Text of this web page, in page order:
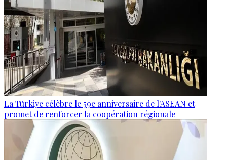
La Türkiye célèbre le 59e anniversaire de l'ASEAN et
promet de renforcer la coopération régionale